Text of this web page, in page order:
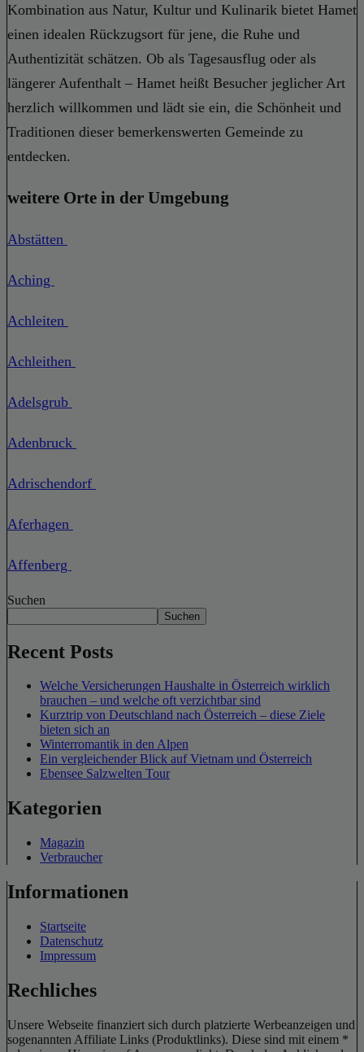
Kombination aus Natur, Kultur und Kulinarik bietet Hamet
einen idealen Rückzugsort für jene, die Ruhe und
Authentizität schätzen. Ob als Tagesausflug oder als
längerer Aufenthalt – Hamet heißt Besucher jeglicher Art
herzlich willkommen und lädt sie ein, die Schönheit und
Traditionen dieser bemerkenswerten Gemeinde zu
entdecken.
weitere Orte in der Umgebung
Abstätten
Aching
Achleiten
Achleithen
Adelsgrub
Adenbruck
Adrischendorf
Aferhagen
Affenberg
Suchen
Suchen
Recent Posts
Welche Versicherungen Haushalte in Österreich wirklich
brauchen – und welche oft verzichtbar sind
Kurztrip von Deutschland nach Österreich – diese Ziele
bieten sich an
Winterromantik in den Alpen
Ein vergleichender Blick auf Vietnam und Österreich
Ebensee Salzwelten Tour
Kategorien
Magazin
Verbraucher
Informationen
Startseite
Datenschutz
Impressum
Rechliches
Unsere Webseite finanziert sich durch platzierte Werbeanzeigen und
sogenannten Affiliate Links (Produktlinks). Diese sind mit einem *